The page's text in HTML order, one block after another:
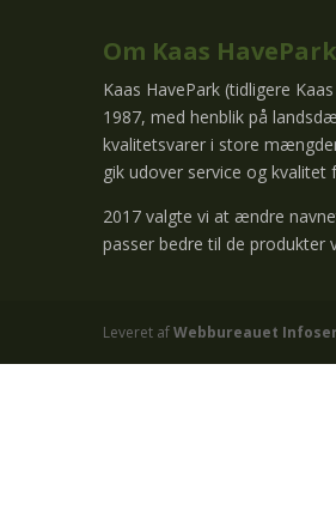
Om Kaas HavePark
Kaas HavePark (tidligere
1987, med henblik på
kvalitetsvarer i store
gik udover service og
2017 valgte vi at ændre
passer bedre til de produkter
Leveret afWebbureauet